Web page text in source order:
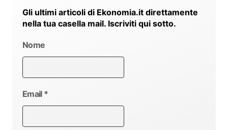
Gli ultimi articoli di Ekonomia.it direttamente
nella tua casella mail. Iscriviti qui sotto.
Nome
Email *